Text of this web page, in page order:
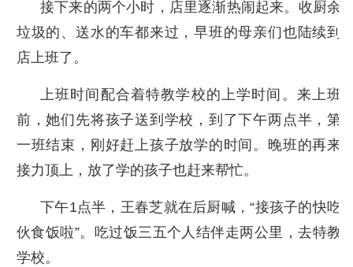
接下来的两个小时，店里逐渐热闹起来。收厨余
垃圾的、送水的车都来过，早班的母亲们也陆续到
店上班了。
上班时间配合着特教学校的上学时间。来上班
前，她们先将孩子送到学校，到了下午两点半，第
一班结束，刚好赶上孩子放学的时间。晚班的再来
接力顶上，放了学的孩子也赶来帮忙。
下午1点半，王春芝就在后厨喊，“接孩子的快吃
伙食饭啦”。吃过饭三五个人结伴走两公里，去特教
学校。